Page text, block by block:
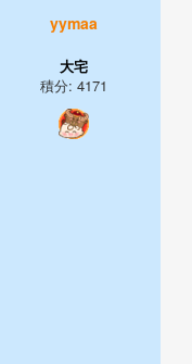
yymaa
大宅
積分: 4171